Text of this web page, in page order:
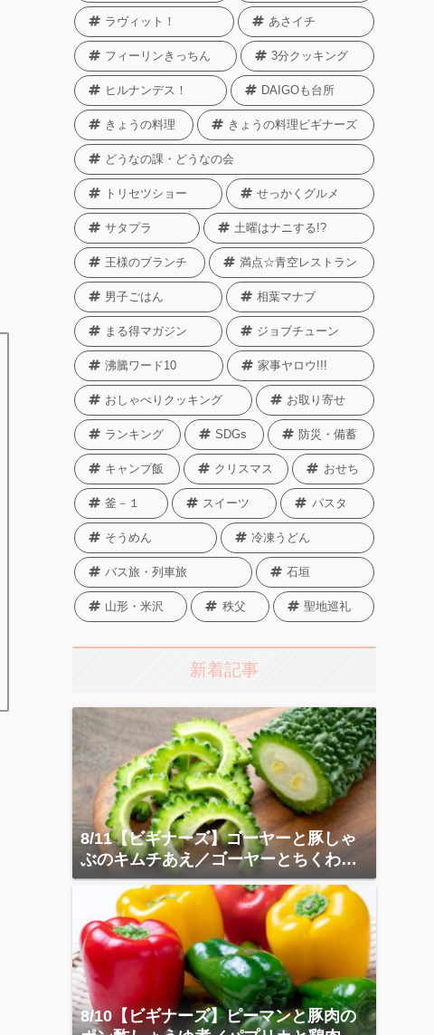
ラヴィット！ あさイチ
フィーリンきっちん 3分クッキング
ヒルナンデス！ DAIGOも台所
きょうの料理 きょうの料理ビギナーズ
どうなの課・どうなの会
トリセツショー せっかくグルメ
サタプラ 土曜はナニする!?
王様のブランチ 満点☆青空レストラン
男子ごはん 相葉マナブ
まる得マガジン ジョブチューン
沸騰ワード10 家事ヤロウ!!!
おしゃべりクッキング お取り寄せ
ランキング SDGs 防災・備蓄
キャンプ飯 クリスマス おせち
釜－１ スイーツ パスタ
そうめん 冷凍うどん
バス旅・列車旅 石垣
山形・米沢 秩父 聖地巡礼
新着記事
8/11【ビギナーズ】ゴーヤーと豚しゃ
ぶのキムチあえ／ゴーヤーとちくわの
カレー炒め
8/10【ビギナーズ】ピーマンと豚肉の